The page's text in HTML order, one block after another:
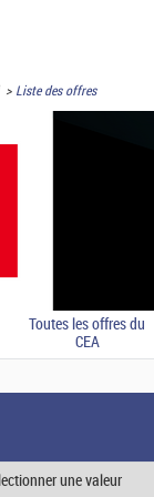
Liste des offres
Toutes les offres du
CEA